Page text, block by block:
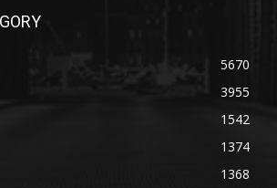
5670
3955
1542
1374
1368